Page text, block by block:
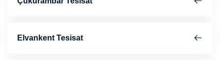
Elvankent Tesisat